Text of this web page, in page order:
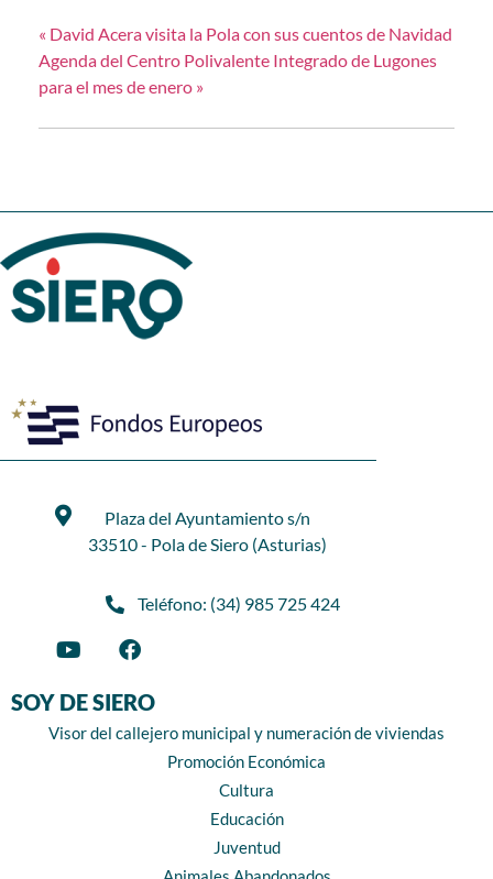
« David Acera visita la Pola con sus cuentos de Navidad
Agenda del Centro Polivalente Integrado de Lugones
para el mes de enero »
Plaza del Ayuntamiento s/n
33510 - Pola de Siero (Asturias)
Teléfono: (34) 985 725 424
SOY DE SIERO
Visor del callejero municipal y numeración de viviendas
Promoción Económica
Cultura
Educación
Juventud